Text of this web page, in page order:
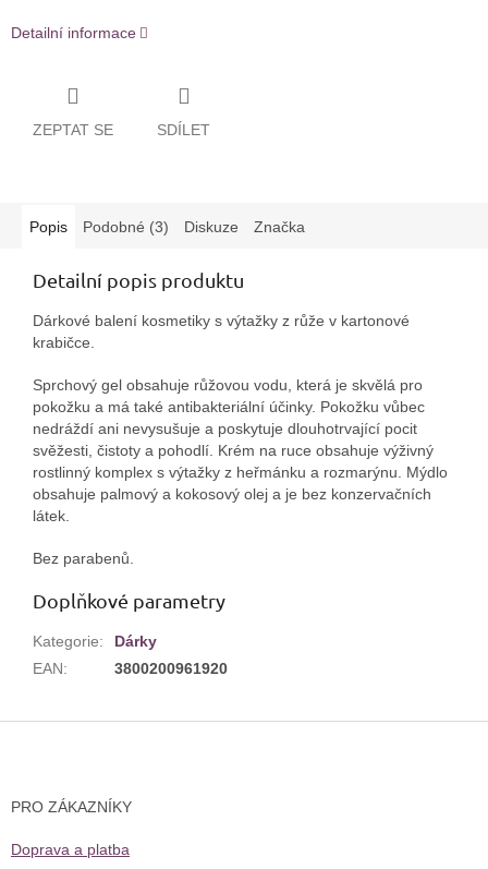
Detailní informace
ZEPTAT SE SDÍLET
Popis Podobné (3) Diskuze Značka
Detailní popis produktu
Dárkové balení kosmetiky s výtažky z růže v kartonové
krabičce.
Sprchový gel obsahuje růžovou vodu, která je skvělá pro
pokožku a má také antibakteriální účinky. Pokožku vůbec
nedráždí ani nevysušuje a poskytuje dlouhotrvající pocit
svěžesti, čistoty a pohodlí. Krém na ruce obsahuje výživný
rostlinný komplex s výtažky z heřmánku a rozmarýnu. Mýdlo
obsahuje palmový a kokosový olej a je bez konzervačních
látek.
Bez parabenů.
Doplňkové parametry
Kategorie:
Dárky
EAN: 3800200961920
Z
PRO ZÁKAZNÍKY
Doprava a platba